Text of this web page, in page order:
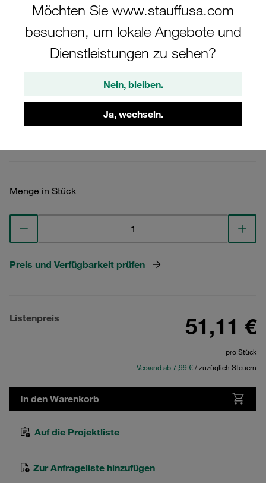
Möchten Sie www.stauffusa.com
besuchen, um lokale Angebote und
Dienstleistungen zu sehen?
Nein, bleiben.
Ja, wechseln.
7S Ø76,1mm Polypropylen W12
Anschweißpl. Deckpl., AS-Schraube
gerippt, mit Vorspannung
Menge in Stück
Preis und Verfügbarkeit prüfen
Listenpreis 51,11 €
pro Stück
Versand ab 7,99 €/ zuzüglich Steuern
In den Warenkorb
Auf die Projektliste
Zur Anfrageliste hinzufügen